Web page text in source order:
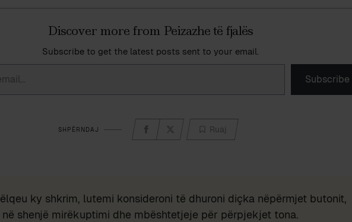
Discover more from Peizazhe të fjalës
Subscribe to get the latest posts sent to your email.
Subscribe
SHPËRNDAJ Ruaj
ky shkrim, lutemi konsideroni të dhuroni diçka nëpërmjet butonit,
në shenjë mirëkuptimi dhe mbështetjeje për përpjekjet tona.